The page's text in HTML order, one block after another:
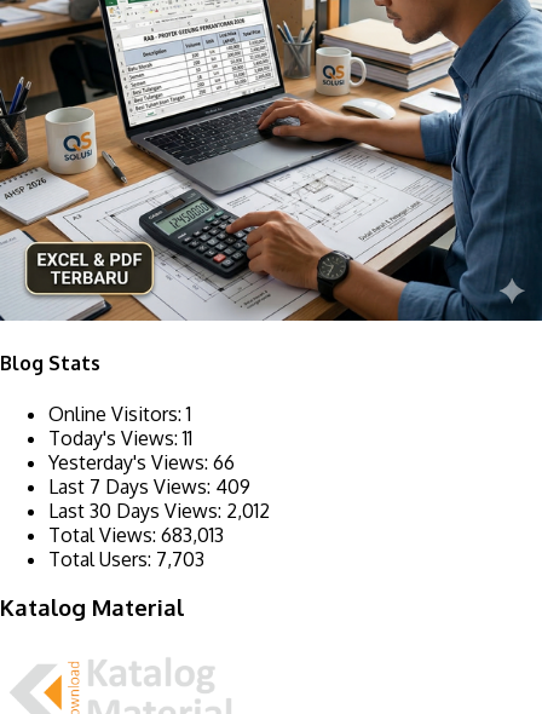
Blog Stats
Online Visitors:1
Today's Views:11
Yesterday's Views: 66
Last 7 Days Views: 409
Last 30 Days Views: 2,012
Total Views: 683,013
Total Users: 7,703
Katalog Material